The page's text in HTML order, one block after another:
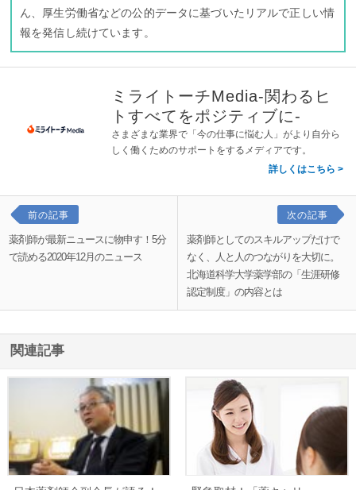
ん、厚生労働省などの公的データに基づいたリアルで正しい情
報を発信し続けています。
ミライトーチMedia-関わるヒ
トすべてをポジティブに-
さまざまな業界で「今の仕事に悩む人」がより自分ら
しく働くためのサポートをするメディアです。
詳しくはこちら
前の記事
薬剤師が最新ニュースに物申す！5分
で読める2020年12月のニュース
次の記事
薬剤師としてのスキルアップだけで
なく、人と人のつながりを大切に。
北海道科学大学薬学部の「生涯研修
認定制度」の内容とは
関連記事